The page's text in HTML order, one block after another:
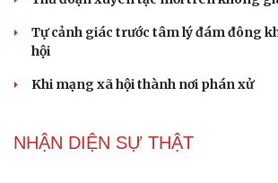
hạnh phúc của học sinh
Bác sĩ cảnh báo phim người lớn, rượu
bào mòn "bản lĩnh đàn ông"
Cái giá đắt của việc tiêm silicon làm to